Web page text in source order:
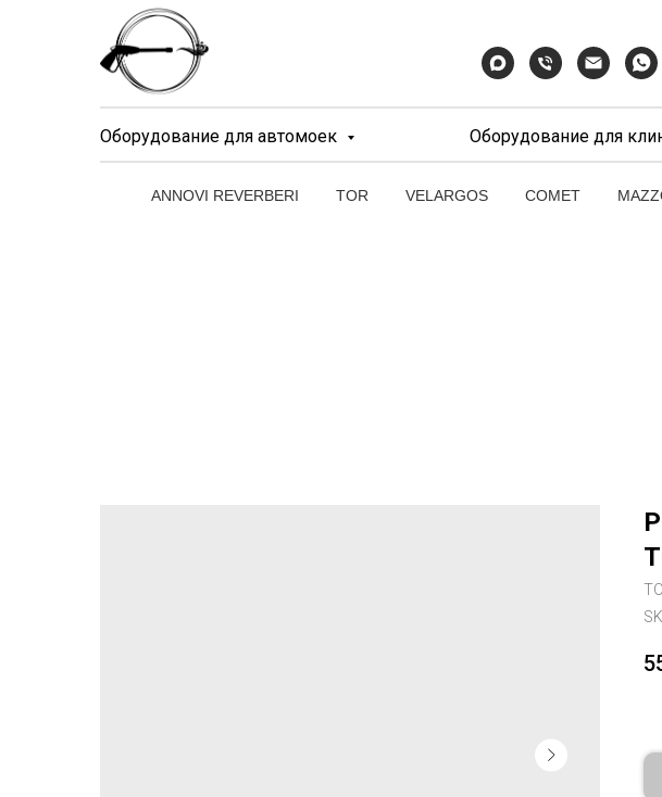
ANNOVI REVERBERI TOR VELARGOS COMET
Оборудование для автомоек Оборудование для